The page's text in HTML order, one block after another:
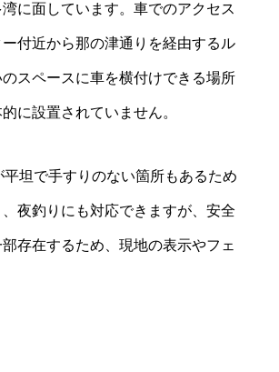
に面しています。車でのアクセス
付近から那の津通りを経由するル
スペースに車を横付けできる場所
に設置されていません。
坦で手すりのない箇所もあるため
夜釣りにも対応できますが、安全
存在するため、現地の表示やフェ